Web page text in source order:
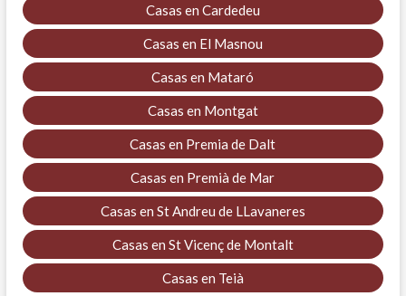
Casas en Cardedeu
Casas en El Masnou
Casas en Mataró
Casas en Montgat
Casas en Premia de Dalt
Casas en Premià de Mar
Casas en St Andreu de LLavaneres
Casas en St Vicenç de Montalt
Casas en Teià